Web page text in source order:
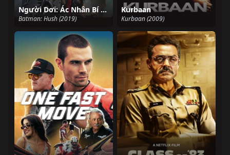
Người Dơi: Ác Nhân Bí Ẩn
Batman: Hush (2019)
Kurbaan
Kurbaan (2009)